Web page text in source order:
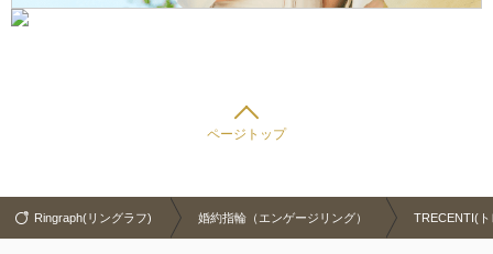
ページトップ
Ringraph(リングラフ) 婚約指輪（エンゲージリング） TRECENTI(